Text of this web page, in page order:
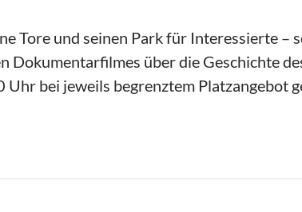
Tore und seinen Park für Interessierte –
Dokumentarfilmes über die Geschichte
bei jeweils begrenztem Platzangebot